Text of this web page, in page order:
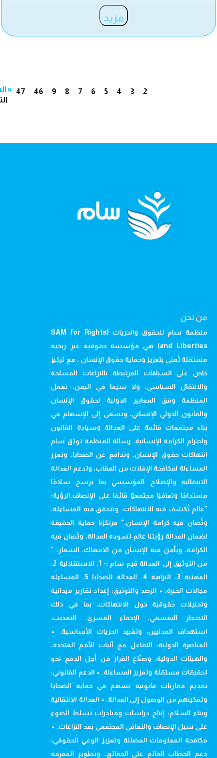
مزيد
« 2
3
4
5
6
7
8
9
46
47
من نحن
منظمة سام للحقوق والحريات (SAM for Rights
and Liberties) هي مؤسسة حقوقية غير ربحية
مستقلة تُعنى بتعزيز وحماية حقوق الإنسان ، مع تركيز
خاص على السياقات المرتبطة بالنزاعات المسلحة
والانتقال السياسي، ولا سيما في اليمن. تعمل
المنظمة وفق المعايير الدولية لحقوق الإنسان
والقانون الدولي الإنساني، وتسعى إلى الإسهام في
بناء مجتمعات قائمة على العدالة وسيادة القانون
واحترام الكرامة الإنسانية. رسالة المنظمة توثق سام
انتهاكات حقوق الإنسان، وتدافع عن الضحايا، وتعزز
المساءلة لمكافحة الإفلات من العقاب، وتدعم العدالة
الانتقالية والإصلاح المؤسسي بما يرسخ سلامًا
مستدامًا وتعافيًا مجتمعيًا قائمًا على الإنصاف.الرؤية:
"عالم تُكشف فيه الانتهاكات، وتتحقق فيه المساءلة،
وتُصان فيه كرامة الإنسان." مرتكزنا حماية الحقيقة
لضمان العدالة رؤيتنا عالم تسوده العدالة، وتُصان فيه
الكرامة، ويأمن فيه الإنسان من الانتهاك. الشعار: "
من التوثيق إلى العدالة قيم سام :- 1. الاستقلالية 2.
المهنية 3. النزاهة 4. العدالة للضحايا 5. المساءلة
مجالات الخبرة: • الرصد والتوثيق: إعداد تقارير ميدانية
وتحليلات حقوقية حول الانتهاكات، بما في ذلك
الاحتجاز التعسفي، الإخفاء القسري، التعذيب،
استهداف المدنيين، وتقييد الحريات الأساسية. •
المناصرة الدولية: التفاعل مع آليات الأمم المتحدة،
والهيئات الدولية، وصنّاع القرار من أجل الدفع نحو
تحقيقات مستقلة وتعزيز المساءلة. • الدعم القانوني:
تقديم مقاربات قانونية تسهم في حماية الضحايا
وتمكينهم من الوصول إلى العدالة. • العدالة الانتقالية
وبناء السلام: إنتاج دراسات ومبادرات تسلط الضوء
على سبل الإنصاف والتعافي المجتمعي بعد النزاعات. •
مكافحة المعلومات المضللة وتعزيز الوعي الحقوقي:
دعم الخطاب القائم على الحقائق، وتطوير المعرفة